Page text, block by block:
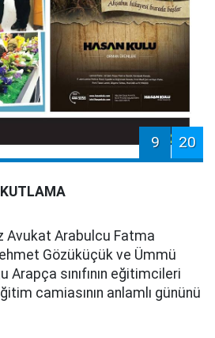
9 20
Avukat Arabulcu Fatma
Gözüküçük ve Ümmü
Arapça sınıfının eğitimcileri
camiasının anlamlı gününü